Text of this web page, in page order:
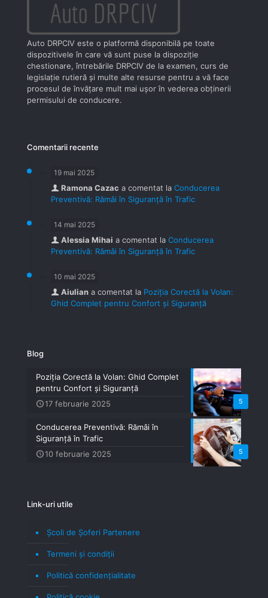
Auto DRPCIV este o platformă disponibilă pe toate
dispozitivele în care vă sunt puse la dispoziţie
chestionare, întrebările DRPCIV de la examen, curs de
legislaţie rutieră şi multe alte resurse pentru a vă face
procesul de învăţare mult mai uşor în vederea obţinerii
permisului de conducere.
Comentarii recente
19 mai 2025
Ramona Cazac a comentat la Conducerea
Preventivă: Rămâi în Siguranță în Trafic
14 mai 2025
Alessia Mihai a comentat la Conducerea
Preventivă: Rămâi în Siguranță în Trafic
10 mai 2025
Aiulian a comentat la Poziția Corectă la Volan:
Ghid Complet pentru Confort și Siguranță
Blog
5
Poziția Corectă la Volan: Ghid Complet
pentru Confort și Siguranță
17 februarie 2025
5
Conducerea Preventivă: Rămâi în
Siguranță în Trafic
10 februarie 2025
Link-uri utile
Școli de Șoferi Partenere
Termeni şi condiţii
Politică confidenţialitate